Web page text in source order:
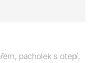
pacholek s otepí,